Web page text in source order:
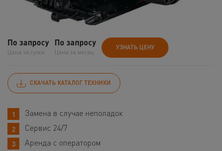
По запросу
Цена за сутки
По запросу
Цена за месяц
УЗНАТЬ ЦЕНУ
СКАЧАТЬ КАТАЛОГ ТЕХНИКИ
Замена в случае неполадок
Сервис 24/7
Аренда с оператором